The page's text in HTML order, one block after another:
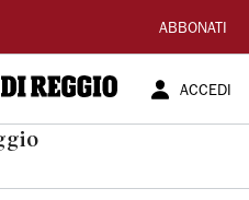
ABBONATI
ACCEDI